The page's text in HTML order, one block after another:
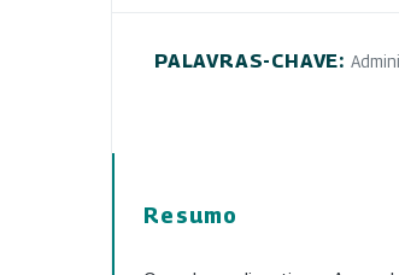
PALAVRAS-CHAVE:
Resumo